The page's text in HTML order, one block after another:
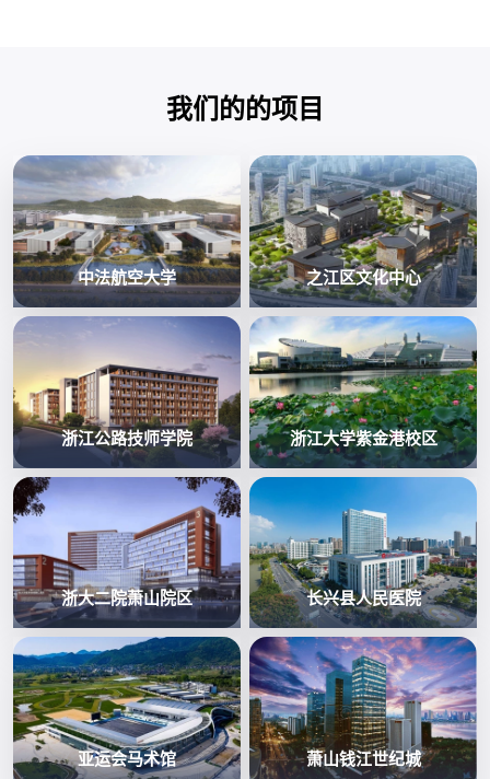
我们的的项目
中法航空大学 之江区文化中心
浙江公路技师学院 浙江大学紫金港校区
浙大二院萧山院区 长兴县人民医院
亚运会马术馆 萧山钱江世纪城